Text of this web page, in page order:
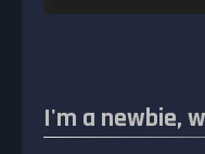
I'm a newbie,